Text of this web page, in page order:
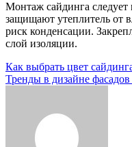
Монтаж сайдинга
защищают утеплитель от
риск конденсации.
слой изоляции.
Навигация
по
Как выбрать цвет
Тренды в дизайне